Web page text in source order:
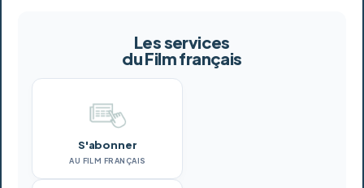
Les services
du Film français
S'abonner
AU FILM FRANÇAIS